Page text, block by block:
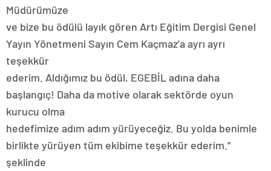
Müdürümüze
ve bize bu ödülü layık gören Artı Eğitim Dergisi Genel
Yayın Yönetmeni Sayın Cem Kaçmaz’a ayrı ayrı
teşekkür
ederim. Aldığımız bu ödül, EGEBİL adına daha
başlangıç! Daha da motive olarak sektörde oyun
kurucu olma
hedefimize adım adım yürüyeceğiz. Bu yolda benimle
birlikte yürüyen tüm ekibime teşekkür ederim.”
şeklinde